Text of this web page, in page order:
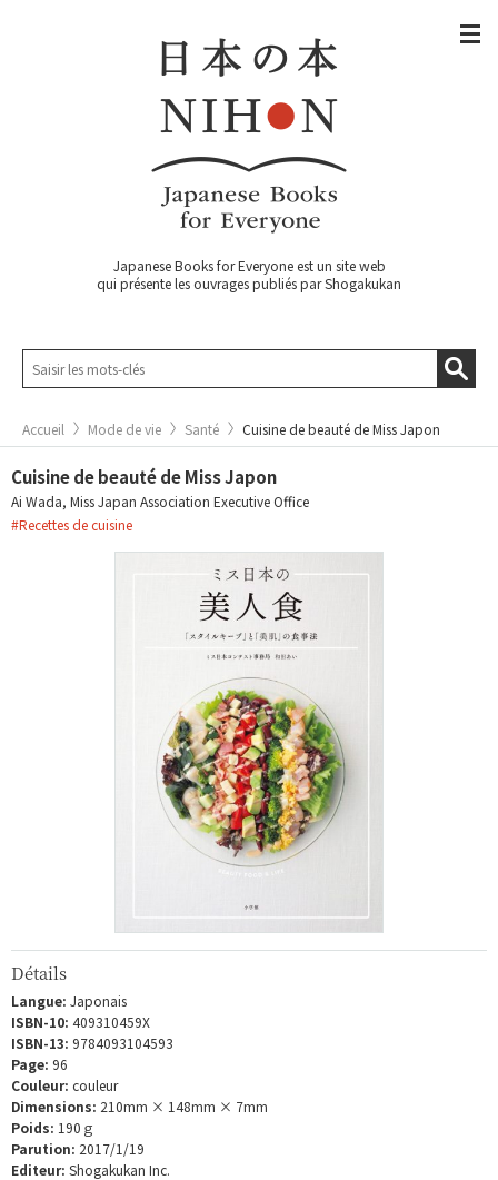
Japanese Books for Everyone est un site web
qui présente les ouvrages publiés par Shogakukan
Accueil Mode de vie Santé Cuisine de beauté de Miss Japon
Cuisine de beauté de Miss Japon
Ai Wada, Miss Japan Association Executive Office
#Recettes de cuisine
Détails
Langue: Japonais
ISBN-10: 409310459X
ISBN-13: 9784093104593
Page: 96
Couleur: couleur
Dimensions: 210mm × 148mm × 7mm
Poids: 190ｇ
Parution: 2017/1/19
Editeur: Shogakukan Inc.